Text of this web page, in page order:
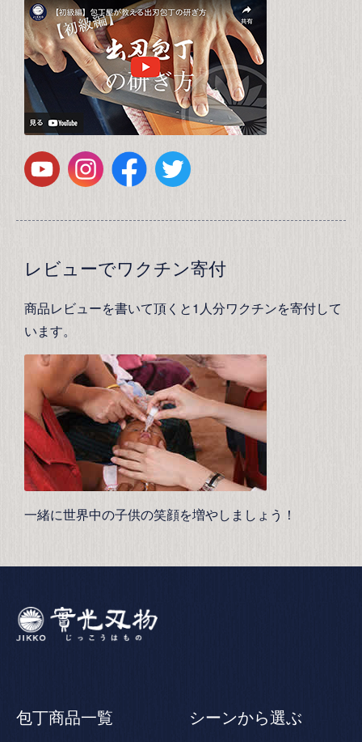
レビューでワクチン寄付
商品レビューを書いて頂くと1人分ワクチンを寄付して
います。
一緒に世界中の子供の笑顔を増やしましょう！
包丁商品一覧 シーンから選ぶ